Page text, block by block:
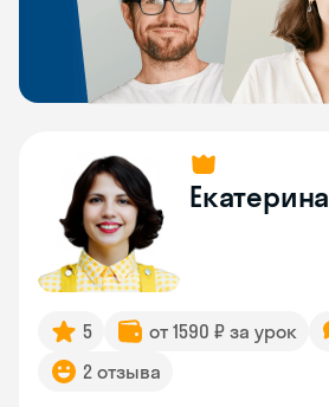
Екатерина
5 от 1590 ₽ за урок
2 отзыва